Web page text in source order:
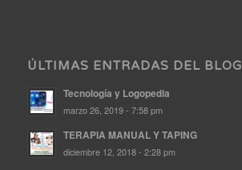
ÚLTIMAS ENTRADAS DEL BLOG
Tecnología y Logopedia
marzo 26, 2019 - 7:58 pm
TERAPIA MANUAL Y TAPING
diciembre 12, 2018 - 2:28 pm